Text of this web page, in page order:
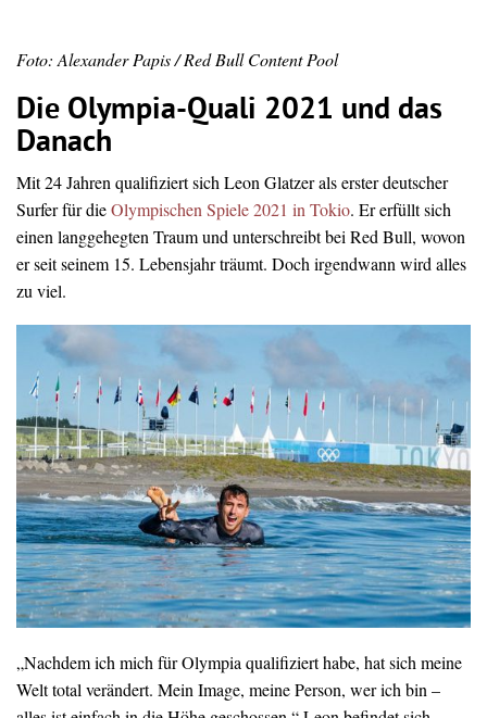
Foto: Alexander Papis / Red Bull Content Pool
Die Olympia-Quali 2021 und das
Danach
Mit 24 Jahren qualifiziert sich Leon Glatzer als erster deutscher
Surfer für dieOlympischen Spiele 2021 in Tokio. Er erfüllt sich
einen langgehegten Traum und unterschreibt bei Red Bull, wovon
er seit seinem 15. Lebensjahr träumt. Doch irgendwann wird alles
zu viel.
„Nachdem ich mich für Olympia qualifiziert habe, hat sich meine
Welt total verändert. Mein Image, meine Person, wer ich bin –